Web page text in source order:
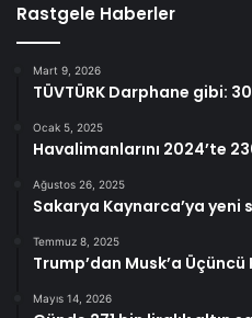
Rastgele Haberler
Mart 9, 2026
TÜVTÜRK Darphane gibi:
Ocak 5, 2025
Havalimanlarını 2024’te
Ağustos 26, 2025
Sakarya Kaynarca’ya yeni
Temmuz 8, 2025
Trump’dan Musk’a
Mayıs 14, 2026